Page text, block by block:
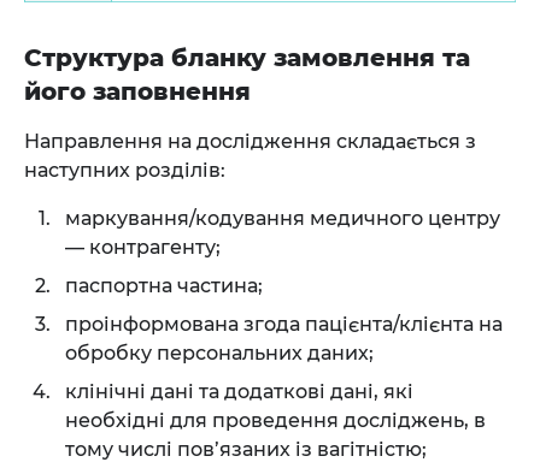
Структура бланку замовлення та
його заповнення
Направлення на дослідження складається з
наступних розділів:
маркування/кодування медичного центру
— контрагенту;
паспортна частина;
проінформована згода пацієнта/клієнта на
обробку персональних даних;
клінічні дані та додаткові дані, які
необхідні для проведення досліджень, в
тому числі пов’язаних із вагітністю;